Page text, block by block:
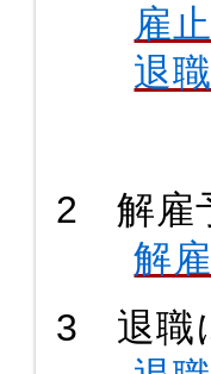
雇
退
2 解雇
解
3 退職